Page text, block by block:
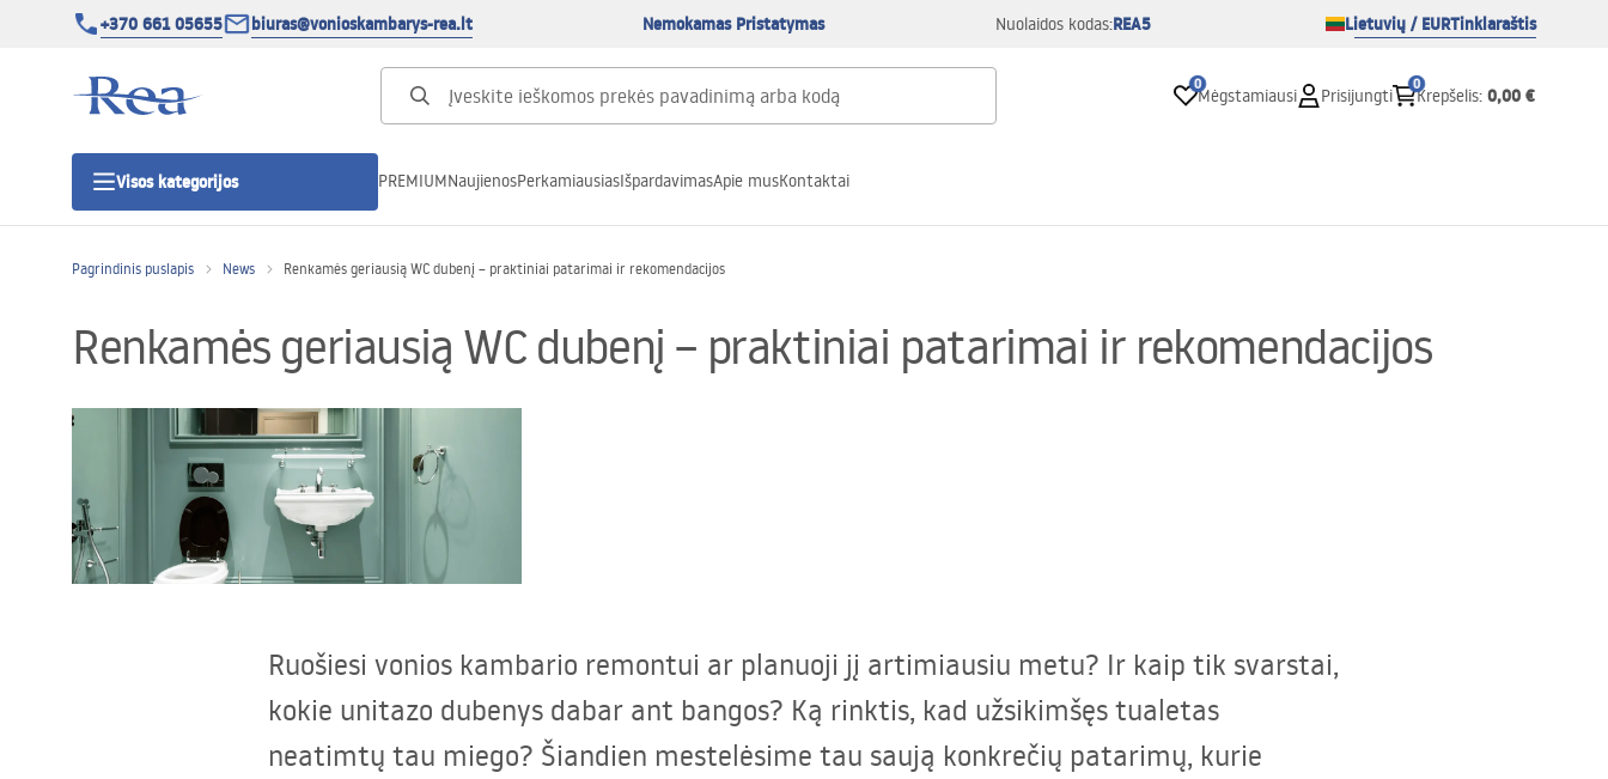
+370 661 05655 biuras@vonioskambarys-rea.lt Nemokamas Pristatymas Nuolaidos kodas:REA5 Lietuvių / EURTinklaraštis
0
Mėgstamiausi Prisijungti
0
Krepšelis: 0,00 €
Visos kategorijos
Dušo durys
Vonios dušo padėklai
Linijiniai dušo kanalai
Tualetai
PREMIUMNaujienosPerkamiausiasIšpardavimasApie musKontaktai
Pagrindinis puslapis News Renkamės geriausią WC dubenį – praktiniai patarimai ir rekomendacijos
Renkamės geriausią WC dubenį – praktiniai patarimai ir rekomendacijos
Ruošiesi vonios kambario remontui ar planuoji jį artimiausiu metu? Ir kaip tik svarstai,
kokie unitazo dubenys dabar ant bangos? Ką rinktis, kad užsikimšęs tualetas
neatimtų tau miego? Šiandien mestelėsime tau saują konkrečių patarimų, kurie